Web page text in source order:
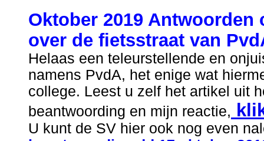
Oktober 2019 Antwoorden
over de fietsstraat van
Helaas een teleurstellende en
namens PvdA, het enige wat
college. Leest u zelf het artikel uit
beantwoording en mijn reactie,
U kunt de SV hier ook nog even